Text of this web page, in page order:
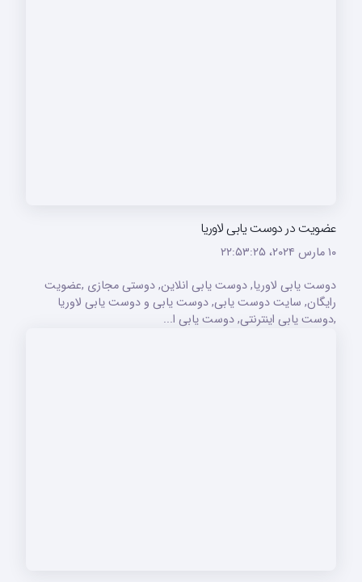
عضویت در دوست یابی لاوریا
۱۰ مارس ۲۰۲۴،‏ ۲۲:۵۳:۲۵
دوست یابی لاوریا, دوست یابی انلاین, دوستی مجازی ,عضویت
رایگان, سایت دوست یابی, دوست یابی و دوست یابی لاوریا
,دوست یابی اینترنتی, دوست یابی ا...